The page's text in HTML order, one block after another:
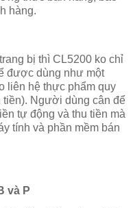
hàng.
bị thì CL5200 ko chỉ
được dùng như một
liên hệ thực phẩm quy
tiền). Người dùng cân để
tự động và thu tiền mà
tính và phần mềm bán
và P